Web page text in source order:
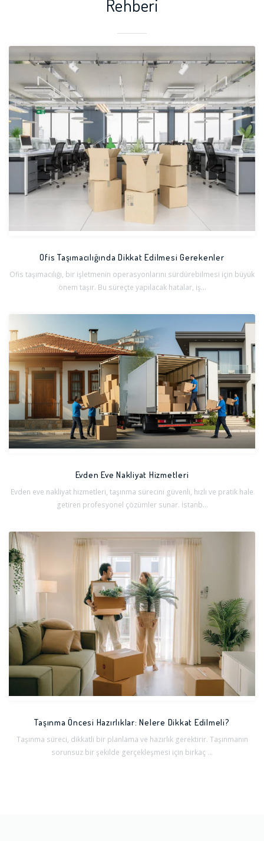
Rehberi
Ofis Taşımacılığında Dikkat Edilmesi Gerekenler
Ofis taşımacılığı, bir işletmenin operasyonlarını sürdürebilmesi için büyük
önem taşır. Bu süreçte yapılacak hatalar, iş...
Evden Eve Nakliyat Hizmetleri
Evden eve nakliyat hizmetleri, taşınma sürecini güvenli, hızlı ve pratik hale
getiren profesyonel çözümler sunar. İstanb...
Taşınma Öncesi Hazırlıklar: Nelere Dikkat Edilmeli?
Taşınma süreci, dikkatli bir planlama ve hazırlık gerektirir. Taşınmanın
sorunsuz bir şekilde gerçekleşmesi için birkaç ...